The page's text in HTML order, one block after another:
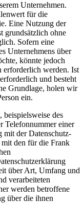
Unternehmen.
für die
Eine Nutzung der
grundsätzlich ohne
Sofern eine
Unternehmens über
könnte jedoch
erforderlich werden. Ist
und besteht
Grundlage, holen wir
ein.
beispielsweise des
Telefonnummer einer
mit der Datenschutz-
den für die Frank
über Art, Umfang und
verarbeiteten
werden betroffene
über die ihnen